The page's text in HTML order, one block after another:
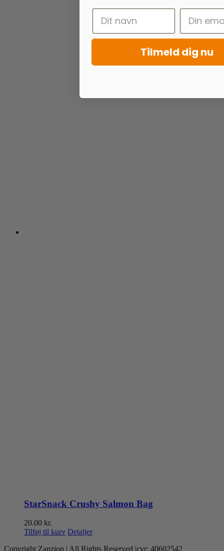
StarSnack Crushy Salmon Bag
20.00 kr.
Tilføj til kurv Detaljer
Copyright Zanzion | All Rights Reserved |cvr: 40602542
Tilmeld dig nu